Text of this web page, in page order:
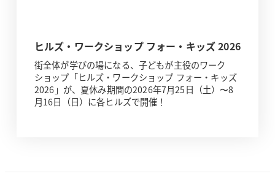
ヒルズ・ワークショップ フォー・キッズ 2026
街全体が学びの場になる、子どもが主役のワーク
ショップ「ヒルズ・ワークショップ フォー・キッズ
2026」が、夏休み期間の2026年7月25日（土）〜8
月16日（日）に各ヒルズで開催！